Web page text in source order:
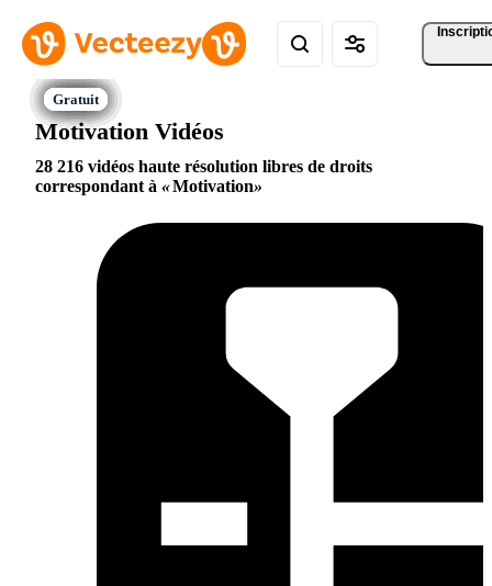
Motivation Vidéos
28 216 vidéos haute résolution libres de droits
correspondant à
Motivation